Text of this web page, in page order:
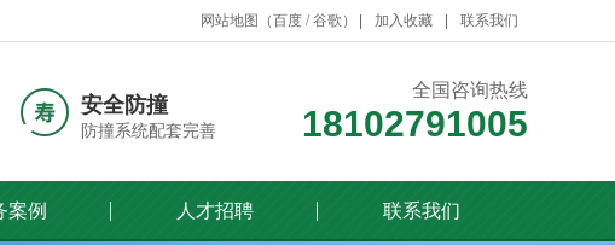
网站地图 （百度 /谷歌 ） 加入收藏 联系我们
安全防撞
防撞系统配套完善
全国咨询热线
18102791005
案例 人才招聘 联系我们